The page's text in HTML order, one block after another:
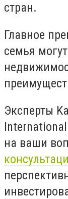
стран.
Главное
семья
Эксперты
International
на ваши